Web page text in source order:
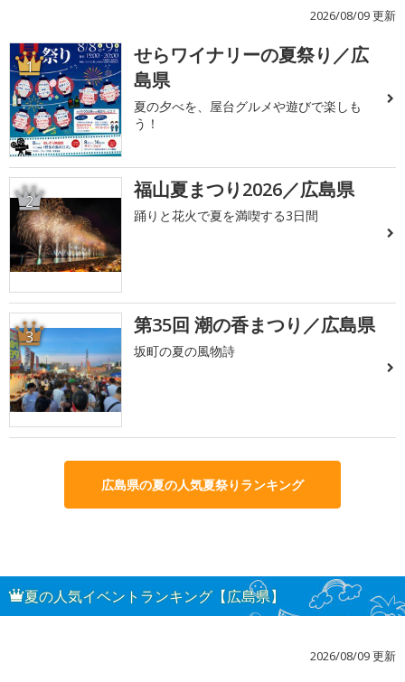
2026/08/09 更新
1
せらワイナリーの夏祭り／広
島県
夏の夕べを、屋台グルメや遊びで楽しも
う！
2 福山夏まつり2026／広島県
踊りと花火で夏を満喫する3日間
3 第35回 潮の香まつり／広島県
坂町の夏の風物詩
広島県の夏の人気夏祭りランキング
夏の人気イベントランキング【広島県】
2026/08/09 更新